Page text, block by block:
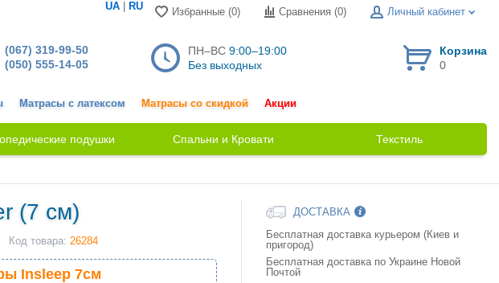
UA RU Избранные (0) Сравнения (0) Личный кабинет
(067) 319-99-50
(050) 555-14-05
ПН–ВС 9:00–19:00
Без выходных
Корзина
0
Матрасы с латексом Матрасы со скидкой Акции
подушки Спальни и Кровати Текстиль
(7 см)
Код товара: 26284
Insleep 7см
ДОСТАВКА
Бесплатная доставка курьером (Киев и
пригород)
Бесплатная доставка по Украине Новой
Почтой